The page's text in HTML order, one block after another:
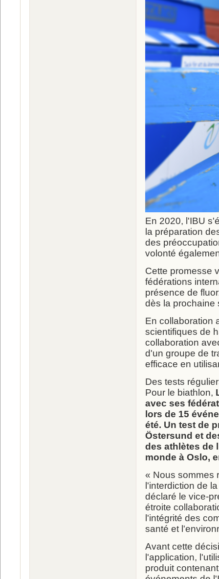
En 2020, l'IBU
la préparation
des
volonté
Cette promesse
fédérations
présence de
dès la prochaine
En collaboration
scientifiques de
collaboration
d'un groupe de
efficace en
Des tests
Pour le biathlon,
avec ses
lors de 15
été. Un test de
Östersund et
des athlètes de
monde à Oslo,
« Nous sommes
l'interdiction de
déclaré le vice-
étroite
l'intégrité des
santé et
Avant cette
l'application,
produit